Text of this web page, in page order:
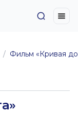
Фильм «Кривая